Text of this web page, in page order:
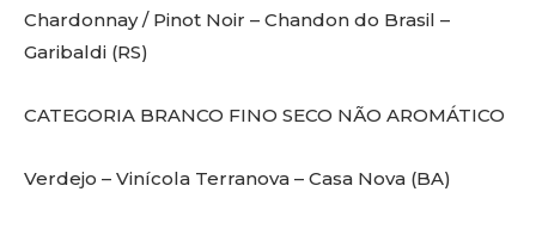
Chardonnay / Pinot Noir – Chandon do Brasil –
Garibaldi (RS)
CATEGORIA BRANCO FINO SECO NÃO AROMÁTICO
Verdejo – Vinícola Terranova – Casa Nova (BA)